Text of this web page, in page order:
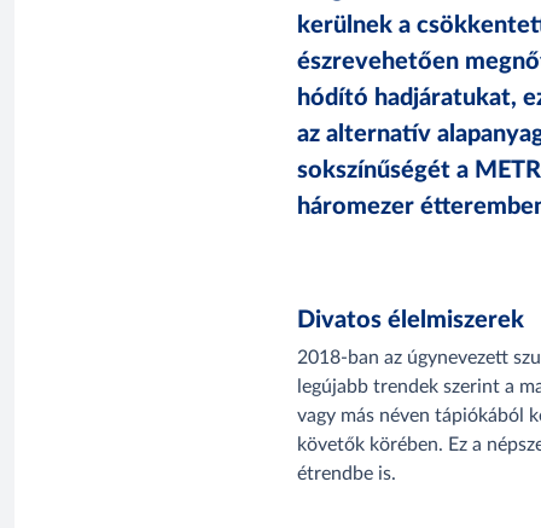
kerülnek a
észrevehetően
hódító hadjáratukat,
az alternatív
sokszínűségét a
háromezer
Divatos élelmiszerek
2018-ban az úgynevezett
legújabb trendek szerint a
vagy más néven tápiókából
követők körében. Ez a
étrendbe is.